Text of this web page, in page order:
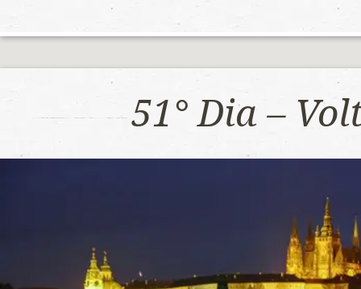
51° Dia –